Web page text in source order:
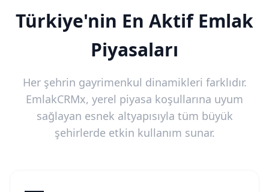
Türkiye'nin En Aktif Emlak
Piyasaları
Her şehrin gayrimenkul dinamikleri farklıdır.
EmlakCRMx, yerel piyasa koşullarına uyum
sağlayan esnek altyapısıyla tüm büyük
şehirlerde etkin kullanım sunar.